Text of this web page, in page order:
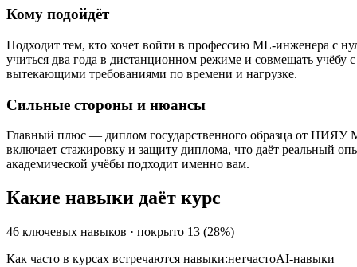
Кому подойдёт
Подходит тем, кто хочет войти в профессию ML-инженера с
учиться два года в дистанционном режиме и совмещать учёбу
вытекающими требованиями по времени и нагрузке.
Сильные стороны и нюансы
Главный плюс — диплом государственного образца от НИЯУ
включает стажировку и защиту диплома, что даёт реальный
академической учёбы подходит именно вам.
Какие навыки даёт курс
46 ключевых навыков · покрыто 13 (28%)
Как часто в курсах встречаются навыки:нетчастоAI-навыки